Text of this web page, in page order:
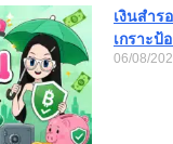
เงินสำร
เกราะป้
06/08/